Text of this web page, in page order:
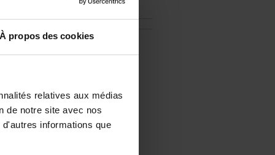
Àproposdescookies